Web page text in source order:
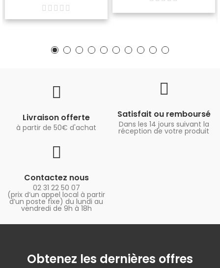
Livraison offerte
à partir de 50€ d'achat
Satisfait ou remboursé
Dans les 14 jours suivant la
réception de votre produit
Contactez nous
02 31 22 50 07
(prix d’un appel local à partir
d’un poste fixe) du lundi au
vendredi de 9h à 18h
Obtenez les dernières offres